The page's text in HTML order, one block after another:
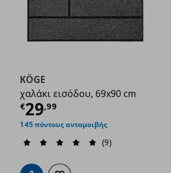
€ 16,99
KÖGE
χαλάκι εισόδου, 69x90 cm
€29,99
Τρέχουσα τιμή
145 πόντους ανταμοιβής
(9)